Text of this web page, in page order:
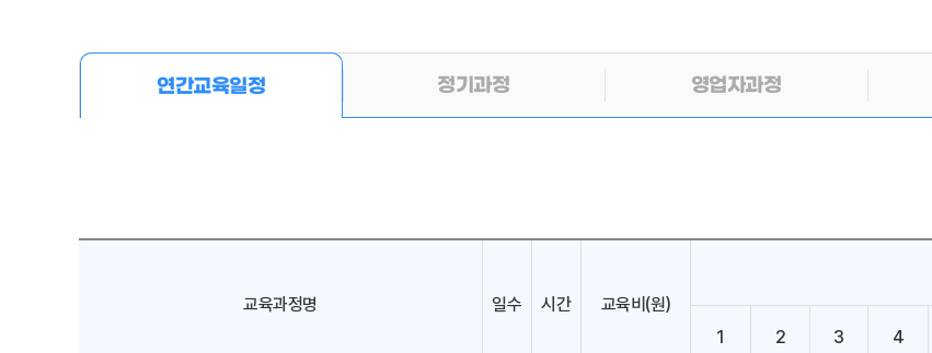
연간교육일정 정기과정 영업자과정
교육과정명 일수 시간 교육비(원)
1 2 3 4